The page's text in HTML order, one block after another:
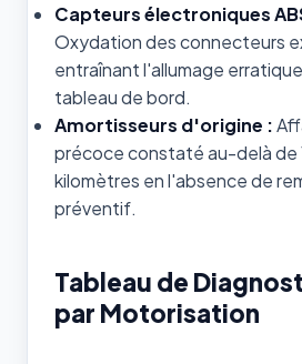
Capteurs électroniques
Oxydation des connecteurs
entraînant l'allumage
tableau de bord.
Amortisseurs d'origine :
précoce constaté au-delà de
kilomètres en l'absence de
préventif.
Tableau de
par Motorisation